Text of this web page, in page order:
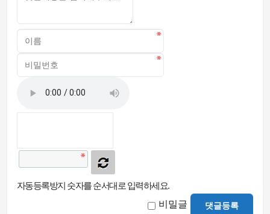
자동등록방지 숫자를 순서대로 입력하세요.
비밀글 댓글등록